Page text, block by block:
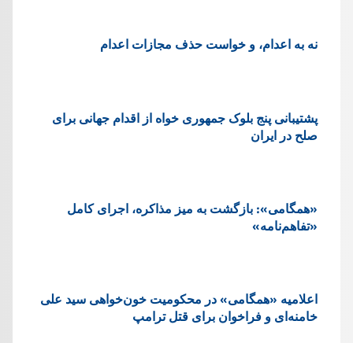
نه به اعدام، و خواست حذف مجازات اعدام
پشتيبانی پنج بلوک جمهوری خواه از اقدام جهانی برای
صلح در ایران
«همگامی»: بازگشت به میز مذاکره، اجرای کامل
«تفاهم‌نامه»
اعلامیه «همگامی» در محکومیت خون‌خواهی سید علی
خامنه‌ای و فراخوان برای قتل ترامپ